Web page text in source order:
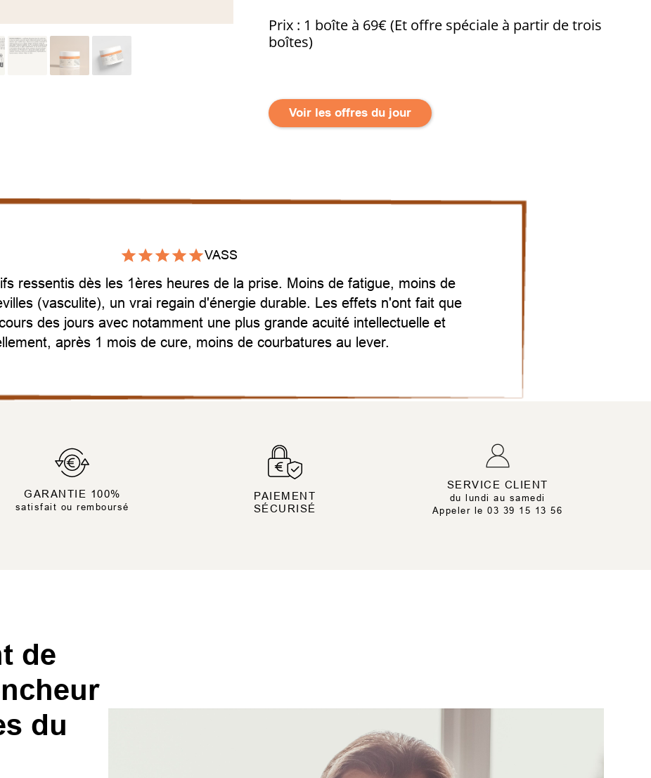
Prix : 1 boîte à 69€ (Et offre spéciale à partir de trois
boîtes)
Voir les offres du jour
VASS
ressentis dès les 1ères heures de la prise. Moins de fatigue, moins de
(vasculite), un vrai regain d'énergie durable. Les effets n'ont fait que
des jours avec notamment une plus grande acuité intellectuelle et
après 1 mois de cure, moins de courbatures au lever.
GARANTIE 100%
satisfait ou remboursé
PAIEMENT
SÉCURISÉ
SERVICE CLIENT
du lundi au samedi
Appeler le 03 39 15 13 56
de
du